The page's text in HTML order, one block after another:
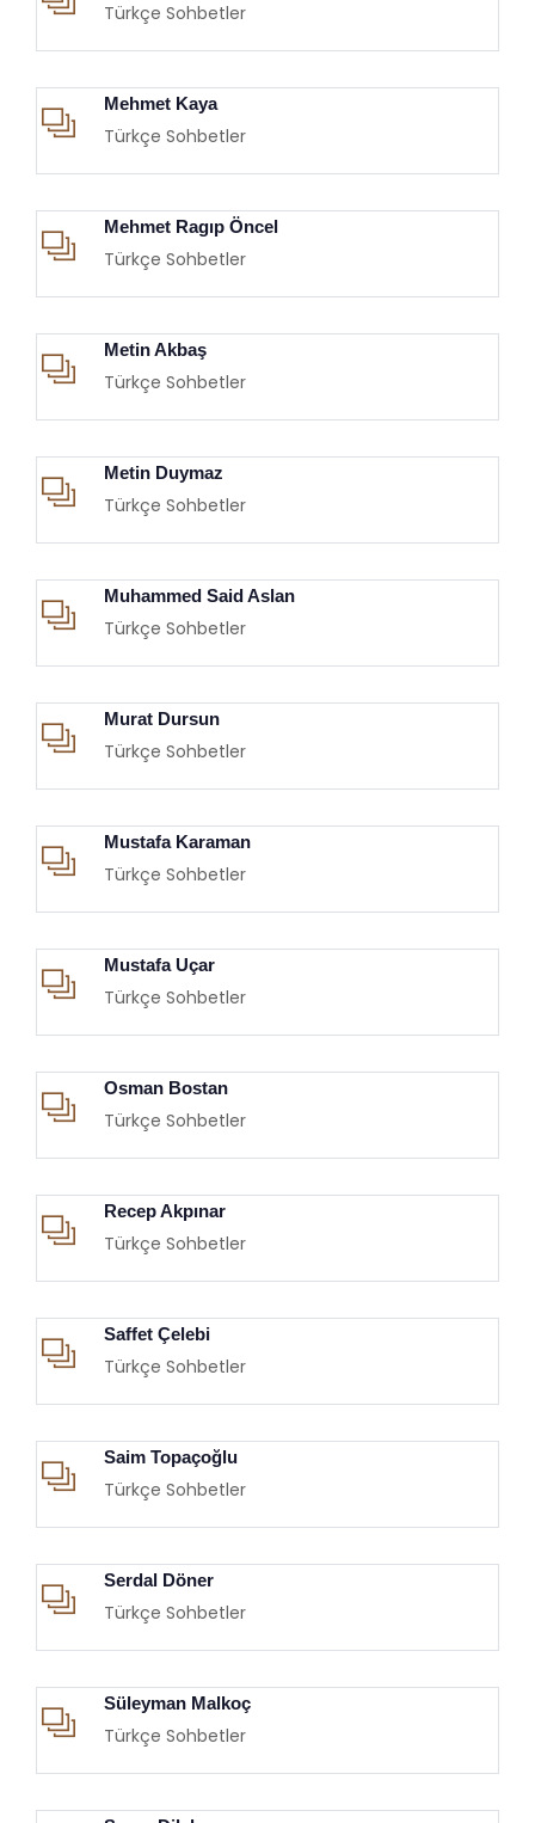
Türkçe Sohbetler
Mehmet Kaya
Türkçe Sohbetler
Mehmet Ragıp Öncel
Türkçe Sohbetler
Metin Akbaş
Türkçe Sohbetler
Metin Duymaz
Türkçe Sohbetler
Muhammed Said Aslan
Türkçe Sohbetler
Murat Dursun
Türkçe Sohbetler
Mustafa Karaman
Türkçe Sohbetler
Mustafa Uçar
Türkçe Sohbetler
Osman Bostan
Türkçe Sohbetler
Recep Akpınar
Türkçe Sohbetler
Saffet Çelebi
Türkçe Sohbetler
Saim Topaçoğlu
Türkçe Sohbetler
Serdal Döner
Türkçe Sohbetler
Süleyman Malkoç
Türkçe Sohbetler